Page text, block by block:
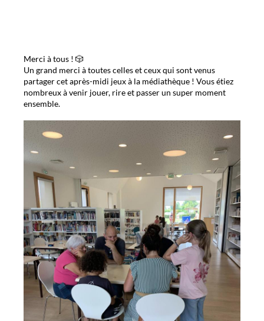
Merci à tous ! 🎲
Un grand merci à toutes celles et ceux qui sont venus
partager cet après-midi jeux à la médiathèque ! Vous étiez
nombreux à venir jouer, rire et passer un super moment
ensemble.